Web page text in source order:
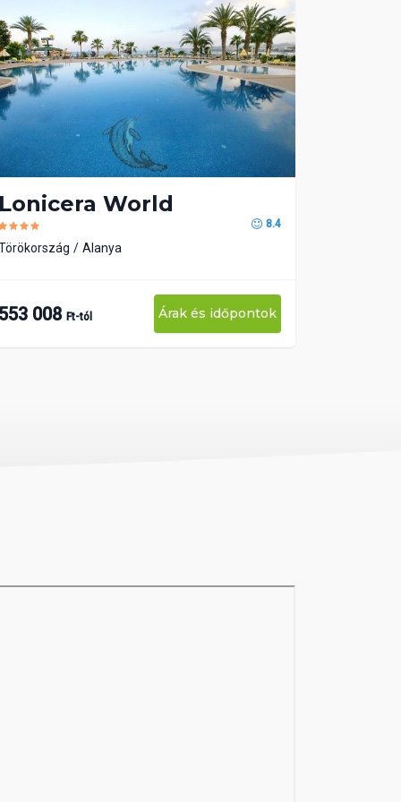
World
8.4
Alanya
008 Ft-tól Árak és időpontok